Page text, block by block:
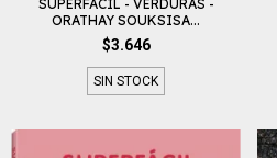
SUPERFÁCIL - VERDURAS -
ORATHAY SOUKSISA...
$3.646
SIN STOCK